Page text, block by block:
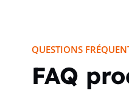
FONCTION TEACH
QUESTIONS
FAQ